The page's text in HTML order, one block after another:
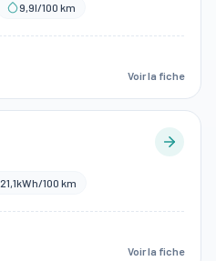
9,9l/100 km
Voir la fiche
21,1kWh/100 km
Voir la fiche